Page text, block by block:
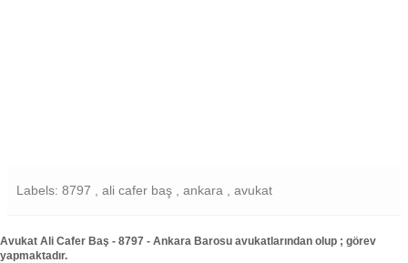
Labels: 8797 , ali cafer baş , ankara , avukat
Avukat Ali Cafer Baş - 8797 - Ankara Barosu avukatlarından olup ; görev
yapmaktadır.